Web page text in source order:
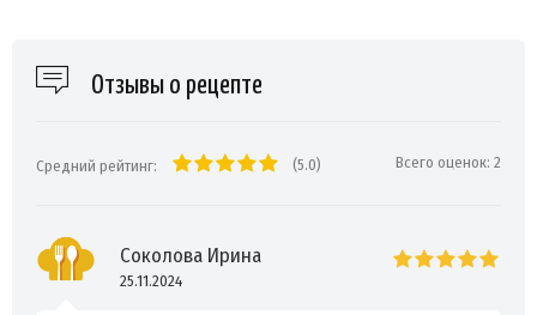
Отзывы о рецепте
Средний рейтинг: (5.0) Всего оценок: 2
Соколова Ирина
25.11.2024